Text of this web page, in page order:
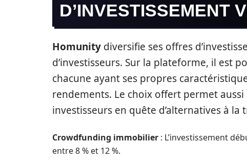
D’INVESTISSEMENT
Homunity diversifie ses offres
d’investisseurs. Sur la plateforme, il est
chacune ayant ses propres
rendements. Le choix offert permet
investisseurs en quête d’alternatives à
Crowdfunding immobilier : L’investissement
entre 8 % et 12 %.